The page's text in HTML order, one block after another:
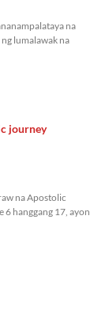
na
lumalawak na
journey
na Apostolic
6 hanggang 17, ayon